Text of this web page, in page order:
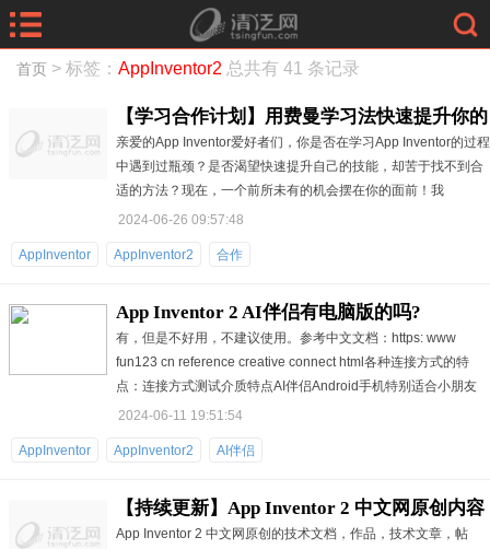
首页 > 标签： AppInventor2 总共有 41 条记录
【学习合作计划】用费曼学习法快速提升你的
App Inventor技能！
亲爱的App Inventor爱好者们，你是否在学习App Inventor的过程
中遇到过瓶颈？是否渴望快速提升自己的技能，却苦于找不到合
适的方法？现在，一个前所未有的机会摆在你的面前！我
2024-06-26 09:57:48
AppInventor AppInventor2 合作
App Inventor 2 AI伴侣有电脑版的吗?
有，但是不好用，不建议使用。参考中文文档：https: www
fun123 cn reference creative connect html各种连接方式的特
点：连接方式测试介质特点AI伴侣Android手机特别适合小朋友
2024-06-11 19:51:54
AppInventor AppInventor2 AI伴侣
【持续更新】App Inventor 2 中文网原创内容
App Inventor 2 中文网原创的技术文档，作品，技术文章，帖